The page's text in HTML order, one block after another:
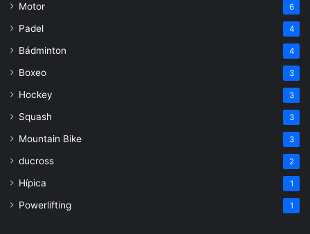
Motor 6
Padel 4
Bádminton 4
Boxeo 3
Hockey 3
Squash 3
Mountain Bike 3
ducross 2
Hípica 1
Powerlifting 1